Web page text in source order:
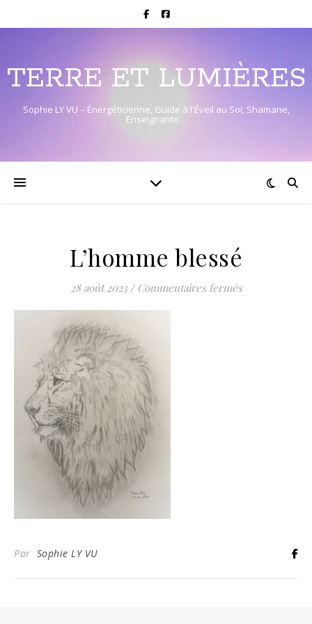
TERRE ET LUMIÈRES
Sophie LY VU – Énergéticienne, Guide à l'Éveil au Soi, Shamane,
Enseignante…
L’homme blessé
28 août 2023 / Commentaires ferméssur L’homme
Par Sophie LY VU